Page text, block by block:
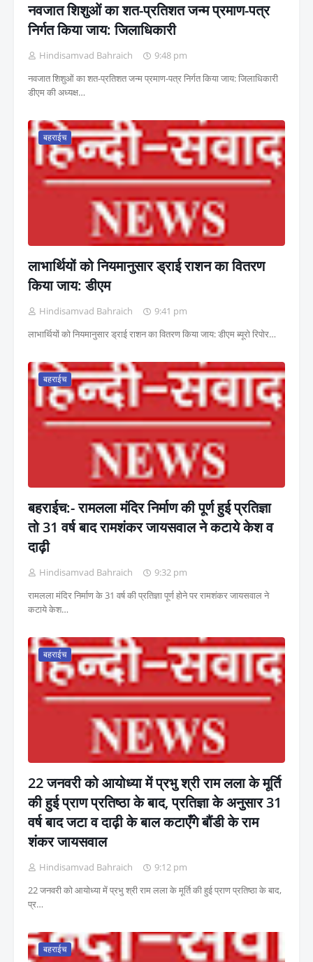
नवजात शिशुओं का शत-प्रतिशत जन्म प्रमाण-पत्र
निर्गत किया जाय: जिलाधिकारी
Hindisamvad Bahraich
9:48 pm
नवजात शिशुओं का शत-प्रतिशत जन्म प्रमाण-पत्र निर्गत किया जाय: जिलाधिकारी
डीएम की अध्यक्ष…
बहराईच
लाभार्थियों को नियमानुसार ड्राई राशन का वितरण
किया जाय: डीएम
Hindisamvad Bahraich
9:41 pm
लाभार्थियों को नियमानुसार ड्राई राशन का वितरण किया जाय: डीएम ब्यूरो रिपोर…
बहराईच
बहराईच:- रामलला मंदिर निर्माण की पूर्ण हुई प्रतिज्ञा
तो 31 वर्ष बाद रामशंकर जायसवाल ने कटाये केश व
दाढ़ी
Hindisamvad Bahraich
9:32 pm
रामलला मंदिर निर्माण के 31 वर्ष की प्रतिज्ञा पूर्ण होने पर रामशंकर जायसवाल ने
कटाये केश…
बहराईच
22 जनवरी को आयोध्या में प्रभु श्री राम लला के मूर्ति
की हुई प्राण प्रतिष्ठा के बाद, प्रतिज्ञा के अनुसार 31
वर्ष बाद जटा व दाढ़ी के बाल कटाएँगे बौंडी के राम
शंकर जायसवाल
Hindisamvad Bahraich
9:12 pm
22 जनवरी को आयोध्या में प्रभु श्री राम लला के मूर्ति की हुई प्राण प्रतिष्ठा के बाद,
प्र…
बहराईच